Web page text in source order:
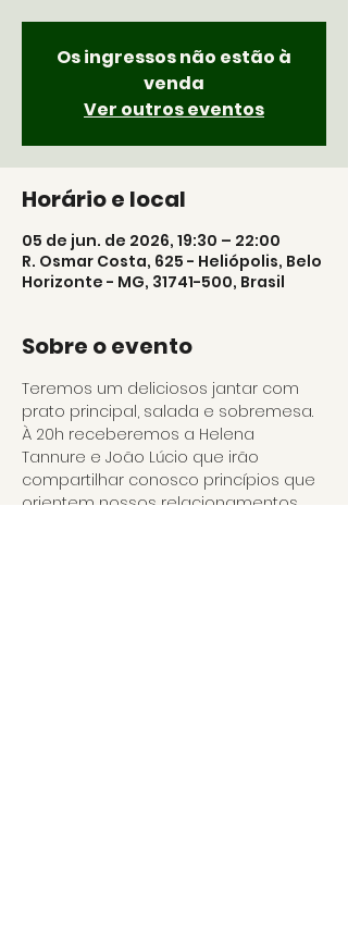
Os ingressos não estão à
venda
Ver outros eventos
Horário e local
05 de jun. de 2026, 19:30 – 22:00
R. Osmar Costa, 625 - Heliópolis, Belo
Horizonte - MG, 31741-500, Brasil
Sobre o evento
Teremos um deliciosos jantar com
prato principal, salada e sobremesa.
À 20h receberemos a Helena
Tannure e João Lúcio que irão
compartilhar conosco princípios que
orientem nossos relacionamentos